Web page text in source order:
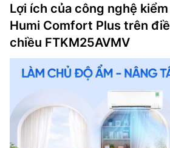
Lợi ích của công nghệ
Humi Comfort Plus trên
chiều FTKM25AVMV